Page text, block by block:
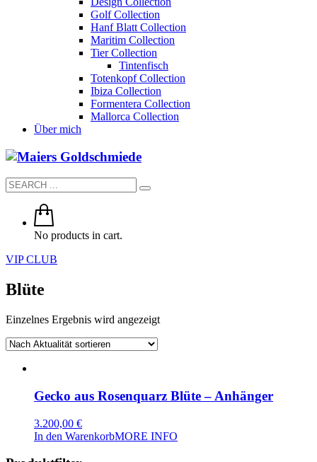
Golf Collection
Hanf Blatt Collection
Maritim Collection
Tier Collection
Tintenfisch
Totenkopf Collection
Ibiza Collection
Formentera Collection
Mallorca Collection
Über mich
No products in cart.
VIP CLUB
Blüte
Einzelnes Ergebnis wird angezeigt
Gecko aus Rosenquarz Blüte – Anhänger
3.200,00 €
In den WarenkorbMORE INFO